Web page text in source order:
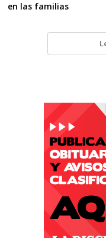
en las familias